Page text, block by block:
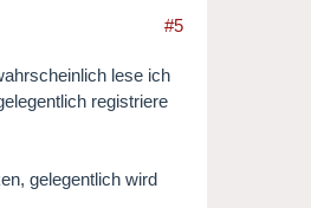
#5
lese ich
registriere
gelegentlich wird